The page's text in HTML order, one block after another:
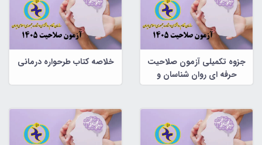
جزوه تکمیلی آزمون صلاحیت
حرفه ای روان شناسان و
مشاوران
خلاصه کتاب طرحواره درمانی